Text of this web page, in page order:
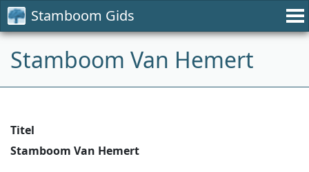
Stamboom Gids
Stamboom Van Hemert
Titel
Stamboom Van Hemert